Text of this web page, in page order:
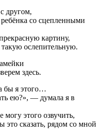
другом,
со сцепленными
картину,
ослепительную.
здесь.
бы я этого…
ею?», — думала я в
этого озвучить,
это сказать, рядом со мной